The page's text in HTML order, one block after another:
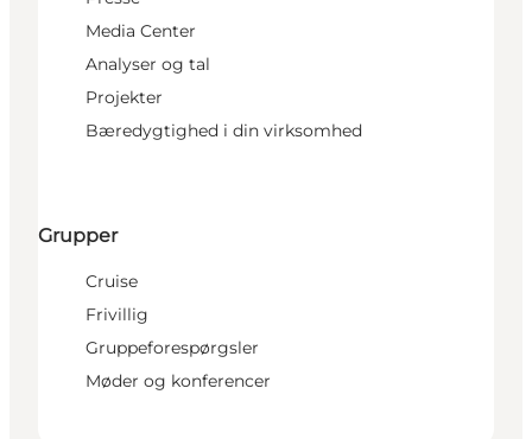
Media Center
Analyser og tal
Projekter
Bæredygtighed i din virksomhed
Grupper
Cruise
Frivillig
Gruppeforespørgsler
Møder og konferencer